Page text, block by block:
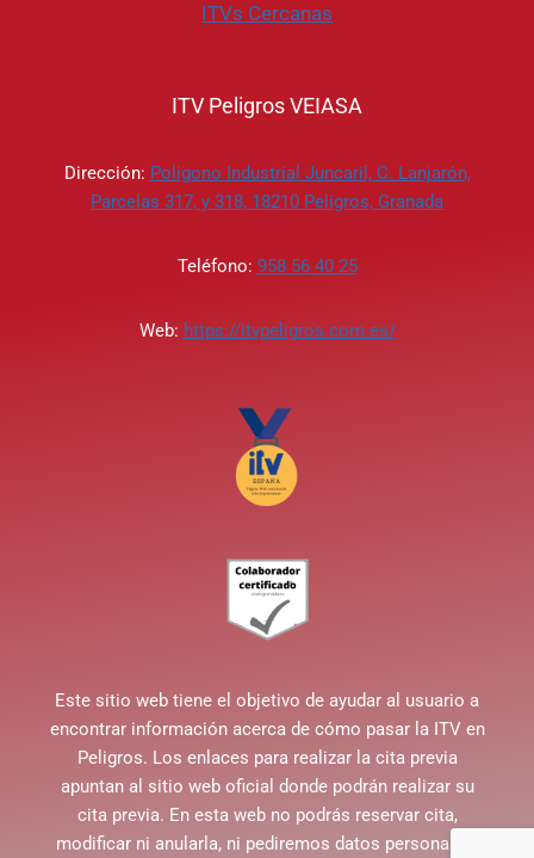
ITVs Cercanas
ITV Peligros VEIASA
Dirección: Poligono Industrial Juncaril, C. Lanjarón,
Parcelas 317, y 318, 18210 Peligros, Granada
Teléfono: 958 56 40 25
Web: https://itvpeligros.com.es/
Este sitio web tiene el objetivo de ayudar al usuario a
encontrar información acerca de cómo pasar la ITV en
Peligros. Los enlaces para realizar la cita previa
apuntan al sitio web oficial donde podrán realizar su
cita previa. En esta web no podrás reservar cita,
modificar ni anularla, ni pediremos datos personales.